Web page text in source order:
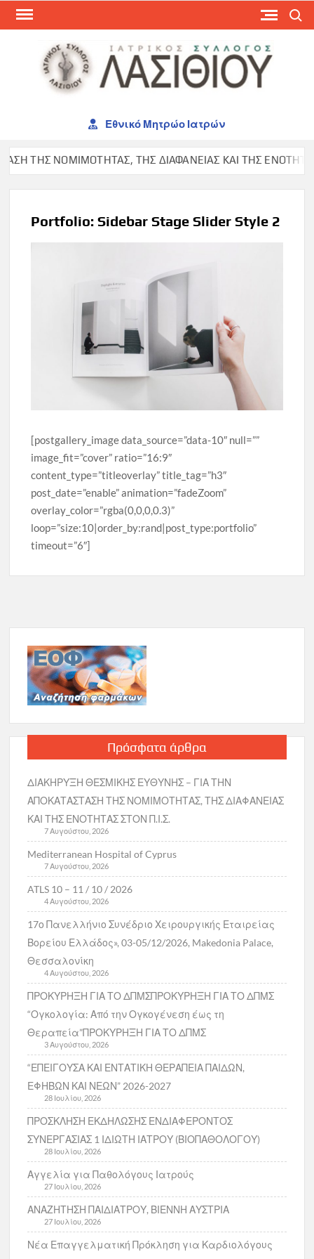
Skip
Εθνικό Μητρώο Ιατρών
ΤΗΣ ΝΟΜΙΜΟΤΗΤΑΣ, ΤΗΣ ΔΙΑΦΑΝΕΙΑΣ ΚΑΙ ΤΗΣ ΕΝΟΤΗΤΑΣ
Portfolio: Sidebar Stage Slider Style 2
[postgallery_image data_source=”data-10″ null=””
image_fit=”cover” ratio=”16:9″
content_type=”titleoverlay” title_tag=”h3″
post_date=”enable” animation=”fadeZoom”
overlay_color=”rgba(0,0,0,0.3)”
loop=”size:10|order_by:rand|post_type:portfolio”
timeout=”6″]
Πρόσφατα άρθρα
ΔΙΑΚΗΡΥΞΗ ΘΕΣΜΙΚΗΣ ΕΥΘΥΝΗΣ – ΓΙΑ ΤΗΝ
ΑΠΟΚΑΤΑΣΤΑΣΗ ΤΗΣ ΝΟΜΙΜΟΤΗΤΑΣ, ΤΗΣ ΔΙΑΦΑΝΕΙΑΣ
ΚΑΙ ΤΗΣ ΕΝΟΤΗΤΑΣ ΣΤΟΝ Π.Ι.Σ.
7 Αυγούστου, 2026
Mediterranean Hospital of Cyprus
7 Αυγούστου, 2026
ATLS 10 – 11 / 10 / 2026
4 Αυγούστου, 2026
17ο Πανελλήνιο Συνέδριο Χειρουργικής Εταιρείας
Βορείου Ελλάδος», 03-05/12/2026, Makedonia Palace,
Θεσσαλονίκη
4 Αυγούστου, 2026
ΠΡΟΚΥΡΗΞΗ ΓΙΑ ΤΟ ΔΠΜΣΠΡΟΚΥΡΗΞΗ ΓΙΑ ΤΟ ΔΠΜΣ
“Ογκολογία: Από την Ογκογένεση έως τη
Θεραπεία”ΠΡΟΚΥΡΗΞΗ ΓΙΑ ΤΟ ΔΠΜΣ
3 Αυγούστου, 2026
“ΕΠΕΙΓΟΥΣΑ ΚΑΙ ΕΝΤΑΤΙΚΗ ΘΕΡΑΠΕΙΑ ΠΑΙΔΩΝ,
ΕΦΗΒΩΝ ΚΑΙ ΝΕΩΝ” 2026-2027
28 Ιουλίου, 2026
ΠΡΟΣΚΛΗΣΗ ΕΚΔΗΛΩΣΗΣ ΕΝΔΙΑΦΕΡΟΝΤΟΣ
ΣΥΝΕΡΓΑΣΙΑΣ 1 ΙΔΙΩΤΗ ΙΑΤΡΟΥ (ΒΙΟΠΑΘΟΛΟΓΟΥ)
28 Ιουλίου, 2026
Αγγελία για Παθολόγους Ιατρούς
27 Ιουλίου, 2026
ΑΝΑΖΗΤΗΣΗ ΠΑΙΔΙΑΤΡΟΥ, ΒΙΕΝΝΗ ΑΥΣΤΡΙΑ
27 Ιουλίου, 2026
Νέα Επαγγελματική Πρόκληση για Καρδιολόγους